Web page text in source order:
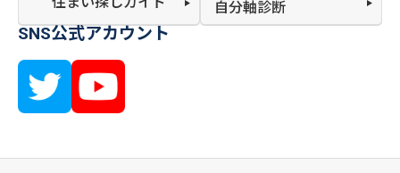
自分軸診断
SNS公式アカウント